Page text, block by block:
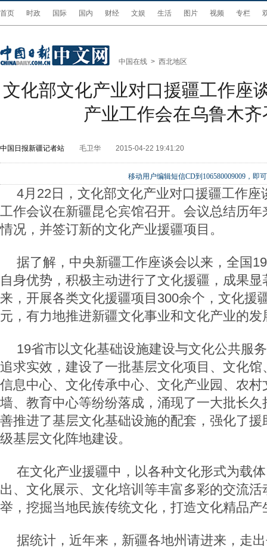
首页 时政 国际 国内 财经 文娱 生活 图片 视频 专栏
中国在线 > 西北地区
文化部文化产业对口援疆工作座
产业工作会在乌鲁木齐
中国日报新疆记者站 毛卫华 2015-04-22 19:41:20
移动用户编辑短信CD到106580009009，即
4月22日，文化部文化产业对口援疆工作座
工作会议在新疆昆仑宾馆召开。会议总结历
情况，并签订新的文化产业援疆项目。
据了解，中央新疆工作座谈会以来，全国
自身优势，积极主动进行了文化援疆，成果
来，开展各类文化援疆项目300余个，文化援
元，有力地推进新疆文化事业和文化产业的发
19省市以文化基础设施建设与文化公共服
追求实效，建设了一批基层文化项目、文化
信息中心、文化传承中心、文化产业园、农
墙、教育中心等纷纷落成，涌现了一大批长
善推进了基层文化基础设施的配套，强化了
级基层文化阵地建设。
在文化产业援疆中，以各种文化形式为载
出、文化展示、文化培训等丰富多彩的交流
举，挖掘当地民族传统文化，打造文化精品
据统计，近年来，新疆各地州请进来，走